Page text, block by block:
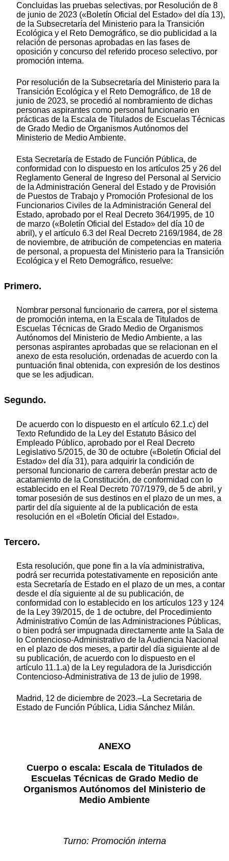
Concluidas las pruebas selectivas, por Resolución de 8
de junio de 2023 («Boletín Oficial del Estado» del día 13),
de la Subsecretaría del Ministerio para la Transición
Ecológica y el Reto Demográfico, se dio publicidad a la
relación de personas aprobadas en las fases de
oposición y concurso del referido proceso selectivo, por
promoción interna.
Por resolución de la Subsecretaría del Ministerio para la
Transición Ecológica y el Reto Demográfico, de 18 de
junio de 2023, se procedió al nombramiento de dichas
personas aspirantes como personal funcionario en
prácticas de la Escala de Titulados de Escuelas Técnicas
de Grado Medio de Organismos Autónomos del
Ministerio de Medio Ambiente.
Esta Secretaría de Estado de Función Pública, de
conformidad con lo dispuesto en los artículos 25 y 26 del
Reglamento General de Ingreso del Personal al Servicio
de la Administración General del Estado y de Provisión
de Puestos de Trabajo y Promoción Profesional de los
Funcionarios Civiles de la Administración General del
Estado, aprobado por el Real Decreto 364/1995, de 10
de marzo («Boletín Oficial del Estado» del día 10 de
abril), y el artículo 6.3 del Real Decreto 2169/1984, de 28
de noviembre, de atribución de competencias en materia
de personal, a propuesta del Ministerio para la Transición
Ecológica y el Reto Demográfico, resuelve:
Primero.
Nombrar personal funcionario de carrera, por el sistema
de promoción interna, en la Escala de Titulados de
Escuelas Técnicas de Grado Medio de Organismos
Autónomos del Ministerio de Medio Ambiente, a las
personas aspirantes aprobadas que se relacionan en el
anexo de esta resolución, ordenadas de acuerdo con la
puntuación final obtenida, con expresión de los destinos
que se les adjudican.
Segundo.
De acuerdo con lo dispuesto en el artículo 62.1.c) del
Texto Refundido de la Ley del Estatuto Básico del
Empleado Público, aprobado por el Real Decreto
Legislativo 5/2015, de 30 de octubre («Boletín Oficial del
Estado» del día 31), para adquirir la condición de
personal funcionario de carrera deberán prestar acto de
acatamiento de la Constitución, de conformidad con lo
establecido en el Real Decreto 707/1979, de 5 de abril, y
tomar posesión de sus destinos en el plazo de un mes, a
partir del día siguiente al de la publicación de esta
resolución en el «Boletín Oficial del Estado».
Tercero.
Esta resolución, que pone fin a la vía administrativa,
podrá ser recurrida potestativamente en reposición ante
esta Secretaría de Estado en el plazo de un mes, a contar
desde el día siguiente al de su publicación, de
conformidad con lo establecido en los artículos 123 y 124
de la Ley 39/2015, de 1 de octubre, del Procedimiento
Administrativo Común de las Administraciones Públicas,
o bien podrá ser impugnada directamente ante la Sala de
lo Contencioso-Administrativo de la Audiencia Nacional
en el plazo de dos meses, a partir del día siguiente al de
su publicación, de acuerdo con lo dispuesto en el
artículo 11.1.a) de la Ley reguladora de la Jurisdicción
Contencioso-Administrativa de 13 de julio de 1998.
Madrid, 12 de diciembre de 2023.–La Secretaria de
Estado de Función Pública, Lidia Sánchez Milán.
ANEXO
Cuerpo o escala: Escala de Titulados de
Escuelas Técnicas de Grado Medio de
Organismos Autónomos del Ministerio de
Medio Ambiente
Turno: Promoción interna